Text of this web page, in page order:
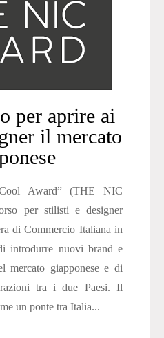
per aprire ai
il mercato
Award” (THE NIC
per stilisti e designer
di Commercio Italiana in
introdurre nuovi brand e
mercato giapponese e di
tra i due Paesi. Il
un ponte tra Italia...